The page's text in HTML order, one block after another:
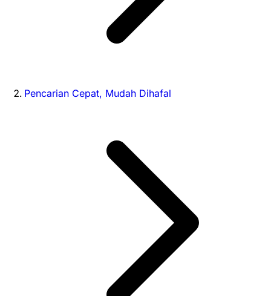
Pencarian Cepat, Mudah Dihafal